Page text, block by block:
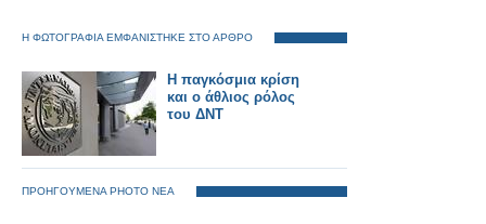
Η ΦΩΤΟΓΡΑΦΙΑ ΕΜΦΑΝΙΣΤΗΚΕ ΣΤΟ ΑΡΘΡΟ
Η παγκόσμια κρίση
και ο άθλιος ρόλος
του ΔΝΤ
ΠΡΟΗΓΟΥΜΕΝΑ PHOTO ΝΕΑ